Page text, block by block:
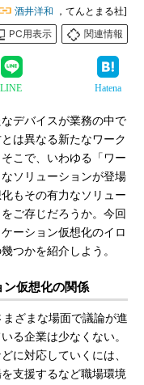
酒井洋和 ，てんとまる社]
PC用表示
関連情報
LINE Hatena
デバイスが業務の中で
は異なる新たなワーク
こで、いわゆる「ワー
ソリューションが登場
もその有力なソリュー
ご存じだろうか。今回
ーション仮想化のイロ
つかを紹介しよう。
ン仮想化の関係
ざまな場面で議論が進
る企業は少なくない。
に対応していくには、
支援するなど職場環境